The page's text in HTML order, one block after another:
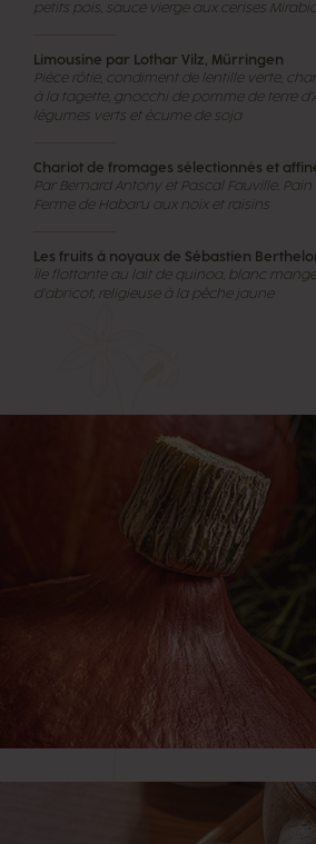
petits pois, sauce vierge aux cerises
Limousine par Lothar Vilz, Mürringen
Pièce rôtie, condiment de lentille verte,
à la tagette, gnocchi de pomme de terre
légumes verts et écume de soja
Chariot de fromages sélectionnés et
Par Bernard Antony et Pascal Fauville. Pain
Ferme de Habaru aux noix et raisins
Les fruits à noyaux de Sébastien
Île flottante au lait de quinoa, blanc
d’abricot, religieuse à la pêche jaune